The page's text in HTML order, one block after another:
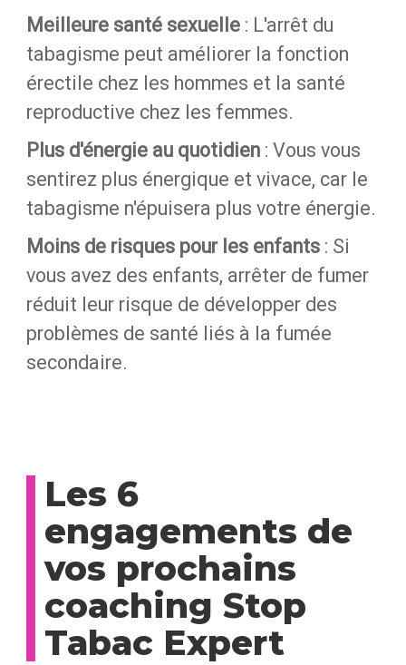
Meilleure santé sexuelle : L'arrêt du
tabagisme peut améliorer la fonction
érectile chez les hommes et la santé
reproductive chez les femmes.
Plus d'énergie au quotidien : Vous vous
sentirez plus énergique et vivace, car le
tabagisme n'épuisera plus votre énergie.
Moins de risques pour les enfants : Si
vous avez des enfants, arrêter de fumer
réduit leur risque de développer des
problèmes de santé liés à la fumée
secondaire.
Les 6
engagements de
vos prochains
coaching Stop
Tabac Expert